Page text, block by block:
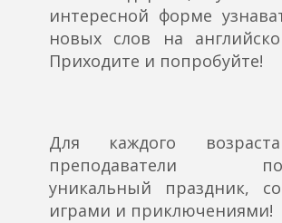
интересной форме
новых слов на
Приходите и попробуйте!
Для каждого
преподаватели
уникальный праздник,
играми и приключениями!